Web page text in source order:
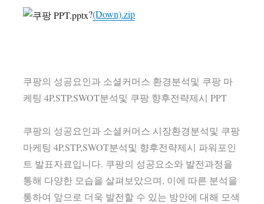
?(Down).zip
쿠팡의 성공요인과 소셜커머스 환경분석및 쿠팡 마
케팅 4P,STP,SWOT분석및 쿠팡 향후전략제시 PPT
쿠팡의 성공요인과 소셜커머스 시장환경분석및 쿠팡
마케팅 4P,STP,SWOT분석및 향후전략제시 파워포인
트 발표자료입니다. 쿠팡의 성공요소와 발전과정을
통해 다양한 모습을 살펴보았으며, 이에 따른 분석을
통하여 앞으로 더욱 발전할 수 있는 방안에 대해 모색